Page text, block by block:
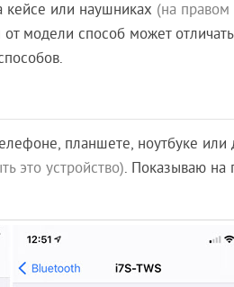
кейсе или наушниках (на
модели способ может
планшете, ноутбуке или
это устройство). Показываю на